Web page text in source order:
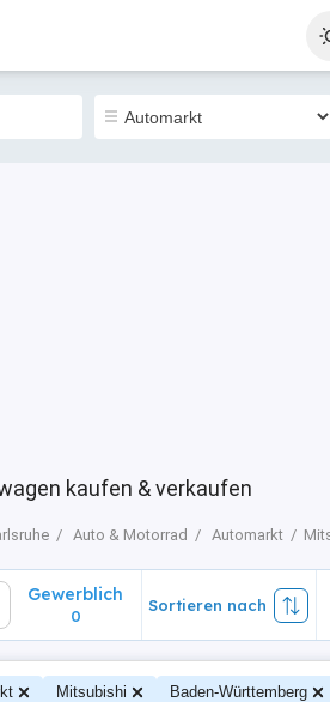
kaufen & verkaufen
Auto & Motorrad Automarkt
Gewerblich
0
Sortieren nach
Mitsubishi Baden-Württemberg